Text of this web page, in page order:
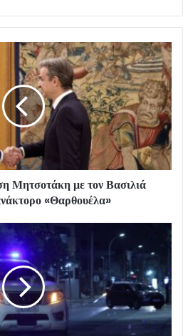
Μητσοτάκη με τον Βασιλιά
«Θαρθουέλα»